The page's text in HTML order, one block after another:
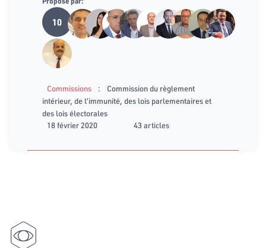
10
Commissions :
Commission du règlement
intérieur, de l’immunité, des lois parlementaires et
des lois électorales
18 février 2020
43 articles